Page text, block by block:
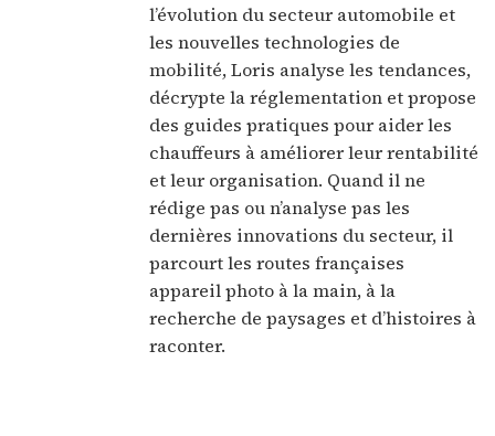
l’évolution du secteur automobile et
les nouvelles technologies de
mobilité, Loris analyse les tendances,
décrypte la réglementation et propose
des guides pratiques pour aider les
chauffeurs à améliorer leur rentabilité
et leur organisation. Quand il ne
rédige pas ou n’analyse pas les
dernières innovations du secteur, il
parcourt les routes françaises
appareil photo à la main, à la
recherche de paysages et d’histoires à
raconter.